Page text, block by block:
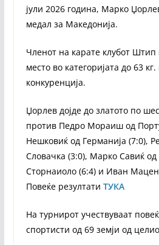
јули 2026 година, Марко
медал за Македонија.
Членот на карате клубот Штип
место во категоријата до 63 кг.
конкуренција.
Џорлев дојде до златото по
против Педро Мораиш од
Нешковиќ од Германија (7:0),
Словачка (3:0), Марко Савиќ од
Сторнаиоло (6:4) и Иван
Повеќе резултати ТУКА
На турнирот учествуваат
спортисти од 69 земји од